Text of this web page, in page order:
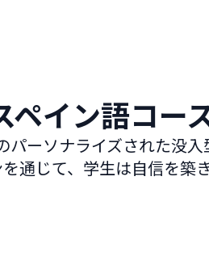
ペイン語コー
ーソナライズされた没
通じて、学生は自信を築き